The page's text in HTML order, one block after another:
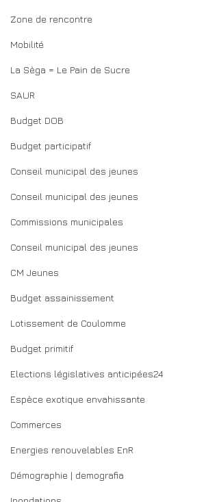
Zone de rencontre
Mobilité
La Sèga = Le Pain de Sucre
SAUR
Budget DOB
Budget participatif
Conseil municipal des jeunes
Conseil municipal des jeunes
Commissions municipales
Conseil municipal des jeunes
CM Jeunes
Budget assainissement
Lotissement de Coulomme
Budget primitif
Elections législatives anticipées24
Espèce exotique envahissante
Commerces
Energies renouvelables EnR
Démographie | demografia